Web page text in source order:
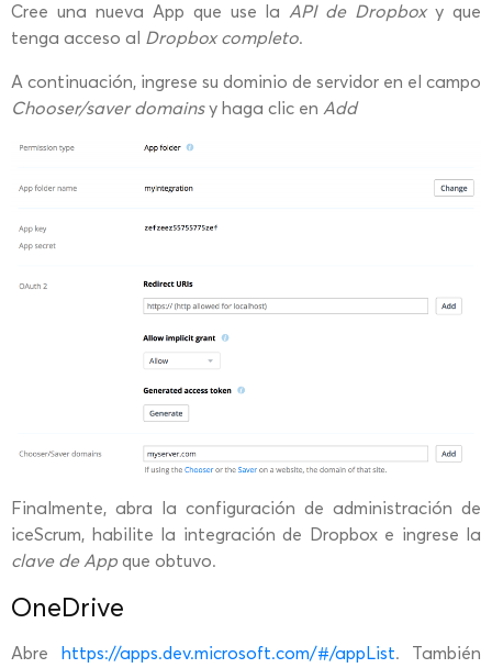
Cree una nueva App que use laAPI de Dropboxy que
tenga acceso al Dropbox completo.
A continuación, ingrese su dominio de servidor en el campo
Chooser/saver domainsy haga clic en Add
Finalmente, abra la configuración de administración de
iceScrum, habilite la integración de Dropbox e ingrese la
clave de App que obtuvo.
OneDrive
Abre https://apps.dev.microsoft.com/#/appList. También